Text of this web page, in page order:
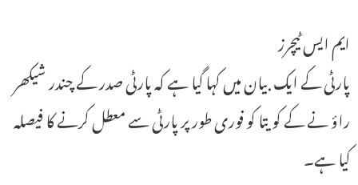
ایم ایس ٹیچرز
پارٹی کے ایک بیان میں کہا گیا ہے کہ پارٹی صدر کے چندر شیکھر
راؤ نے کے کویتا کو فوری طور پر پارٹی سے معطل کرنے کا فیصلہ
کیا ہے۔